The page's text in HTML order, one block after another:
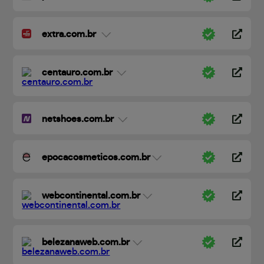
extra.com.br
centauro.com.br
netshoes.com.br
epocacosmeticos.com.br
webcontinental.com.br
belezanaweb.com.br